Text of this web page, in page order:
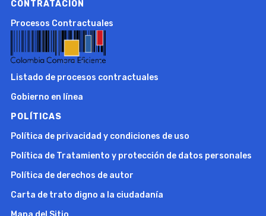
CONTRATACIÓN
Procesos Contractuales
Listado de procesos contractuales
Gobierno en línea
POLÍTICAS
Política de privacidad y condiciones de uso
Política de Tratamiento y protección de datos personales
Política de derechos de autor
Carta de trato digno a la ciudadanía